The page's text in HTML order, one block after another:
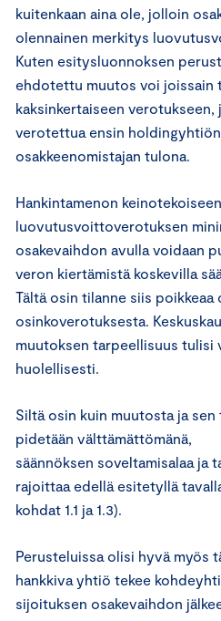
kuitenkaan aina ole, jolloin
olennainen merkitys
Kuten esitysluonnoksen
ehdotettu muutos voi joissain
kaksinkertaiseen
verotettua ensin
osakkeenomistajan tulona.
Hankintamenon
luovutusvoittoverotuksen
osakevaihdon avulla voidaan
veron kiertämistä koskevilla
Tältä osin tilanne siis poikkeaa
osinkoverotuksesta.
muutoksen tarpeellisuus tulisi
huolellisesti.
Siltä osin kuin muutosta ja
pidetään välttämättömänä,
säännöksen soveltamisalaa ja
rajoittaa edellä esitetyllä
kohdat 1.1 ja 1.3).
Perusteluissa olisi hyvä myös
hankkiva yhtiö tekee
sijoituksen osakevaihdon